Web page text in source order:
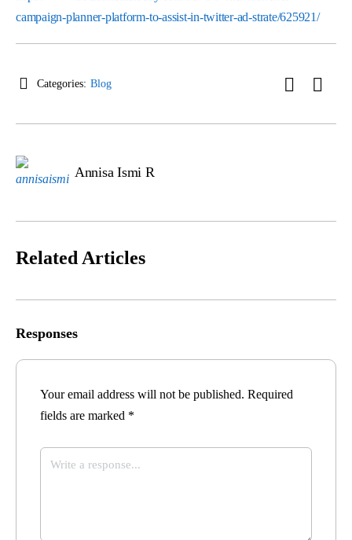
campaign-planner-platform-to-assist-in-twitter-ad-strate/625921/
Categories: Blog
Annisa Ismi R
Related Articles
Responses
Your email address will not be published. Required
fields are marked *